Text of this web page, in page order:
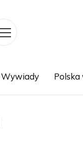
Wywiady Polska